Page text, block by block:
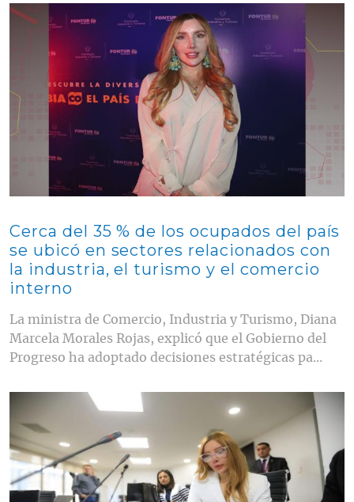
Contenido multimedia principal
Cerca del 35 % de los ocupados del país
se ubicó en sectores relacionados con
la industria, el turismo y el comercio
interno
La ministra de Comercio, Industria y Turismo, Diana
Marcela Morales Rojas, explicó que el Gobierno del
Progreso ha adoptado decisiones estratégicas pa...
Contenido multimedia principal